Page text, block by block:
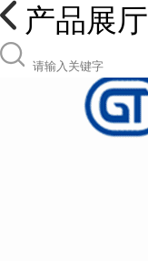
产品展厅